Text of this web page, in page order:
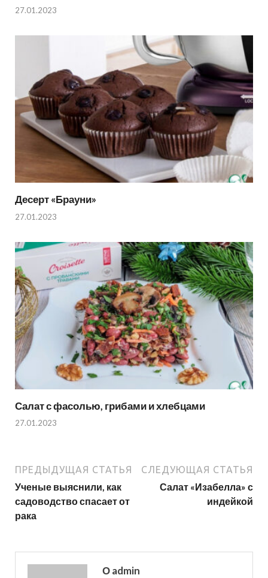
27.01.2023
Десерт «Брауни»
27.01.2023
Салат с фасолью, грибами и хлебцами
27.01.2023
ПРЕДЫДУЩАЯ СТАТЬЯ
Ученые выяснили, как
садоводство спасает от
рака
СЛЕДУЮЩАЯ СТАТЬЯ
Салат «Изабелла» с
индейкой
О admin